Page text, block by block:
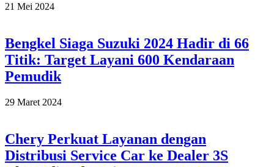
2024-
21 Mei 2024
Bengkel Siaga Suzuki 2024 Hadir di 66
Titik: Target Layani 600 Kendaraan
Pemudik
2024-
29 Maret 2024
Chery Perkuat Layanan dengan
Distribusi Service Car ke Dealer 3S